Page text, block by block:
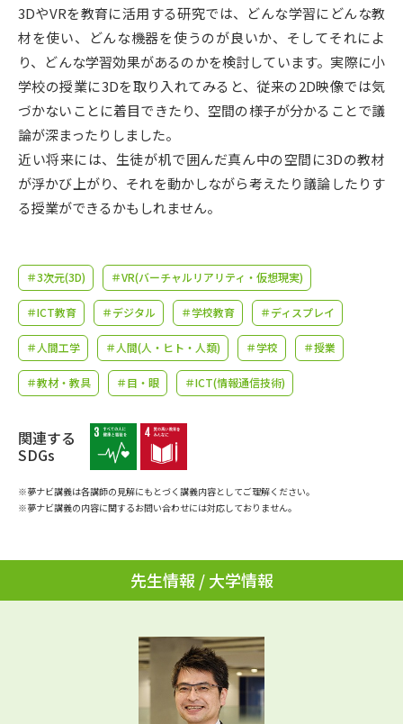
併願校選び 受験スケジュールを立てよう
先輩が入学を決めた理由 テレメール全国一斉進学調査
新生活お役立ちガイド
学問発見
大学で学びたい学問発見
学問のミニ講義「夢ナビ講義」 学問分野解説
学問の教科書 夢ナビライブ
ユーザーサポート
Ｑ＆Ａ よくあるご質問
資料の料金の
個人情報取扱規定
3DやVRを教育に活用する研究では、どんな学習にどんな教
材を使い、どんな機器を使うのが良いか、そしてそれによ
り、どんな学習効果があるのかを検討しています。実際に小
学校の授業に3Dを取り入れてみると、従来の2D映像では気
づかないことに着目できたり、空間の様子が分かることで議
論が深まったりしました。
近い将来には、生徒が机で囲んだ真ん中の空間に3Dの教材
が浮かび上がり、それを動かしながら考えたり議論したりす
る授業ができるかもしれません。
＃3次元(3D) ＃VR(バーチャルリアリティ・仮想現実)
＃ICT教育 ＃デジタル ＃学校教育 ＃ディスプレイ
＃人間工学 ＃人間(人・ヒト・人類) ＃学校 ＃授業
＃教材・教具 ＃目・眼 ＃ICT(情報通信技術)
関連する
SDGs
※夢ナビ講義は各講師の見解にもとづく講義内容としてご理解ください。
※夢ナビ講義の内容に関するお問い合わせには対応しておりません。
先生情報 / 大学情報